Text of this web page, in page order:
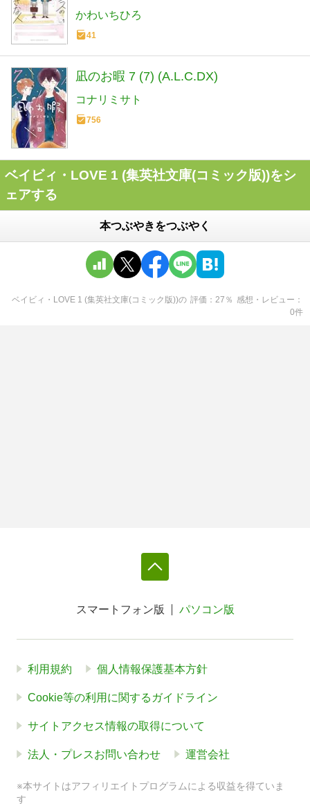
かわいちひろ
41
凪のお暇 7 (7) (A.L.C.DX)
コナリミサト
756
ベイビィ・LOVE 1 (集英社文庫(コミック版))をシ
ェアする
本つぶやきをつぶやく
ベイビィ・LOVE 1 (集英社文庫(コミック版))の 評価 27 ％ 感想・レビュー
0件
スマートフォン版 パソコン版
利用規約 個人情報保護基本方針
Cookie等の利用に関するガイドライン
サイトアクセス情報の取得について
法人・プレスお問い合わせ 運営会社
※本サイトはアフィリエイトプログラムによる収益を得ていま
す